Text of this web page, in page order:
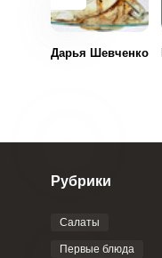
Дарья Шевченко
Рубрики
Салаты
Первые блюда